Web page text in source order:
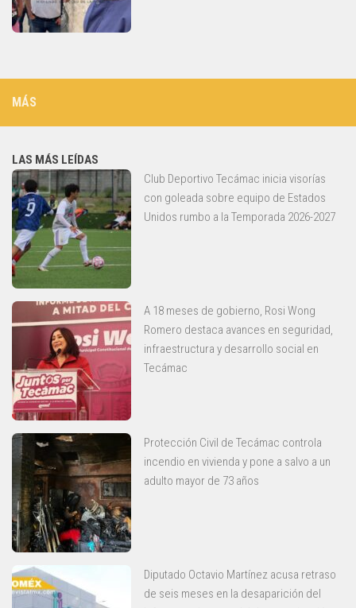
MÁS
LAS MÁS LEÍDAS
Club Deportivo Tecámac inicia visorías
con goleada sobre equipo de Estados
Unidos rumbo a la Temporada 2026-2027
A 18 meses de gobierno, Rosi Wong
Romero destaca avances en seguridad,
infraestructura y desarrollo social en
Tecámac
Protección Civil de Tecámac controla
incendio en vivienda y pone a salvo a un
adulto mayor de 73 años
Diputado Octavio Martínez acusa retraso
de seis meses en la desaparición del